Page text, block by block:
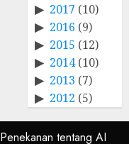
2017 (10)
2016 (9)
2015 (12)
2014(10)
2013 (7)
2012 (5)
Penekanan tentang AI